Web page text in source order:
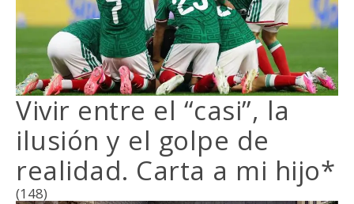
Vivir entre el “casi”, la
ilusión y el golpe de
realidad. Carta a mi hijo*
(148)